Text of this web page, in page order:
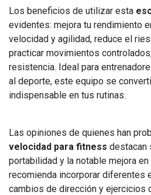
Los beneficios de utilizar esta
evidentes: mejora tu rendimiento
velocidad y agilidad, reduce el
practicar movimientos
resistencia. Ideal para
al deporte, este equipo se
indispensable en tus rutinas.
Las opiniones de quienes han
velocidad para fitness destacan
portabilidad y la notable mejora
recomienda incorporar diferentes
cambios de dirección y ejercicios